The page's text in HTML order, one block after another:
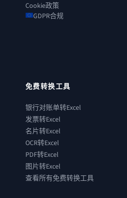
Cookie政策
GDPR合规
免费转换工具
银行对账单转Excel
发票转Excel
名片转Excel
OCR转Excel
PDF转Excel
图片转Excel
查看所有免费转换工具